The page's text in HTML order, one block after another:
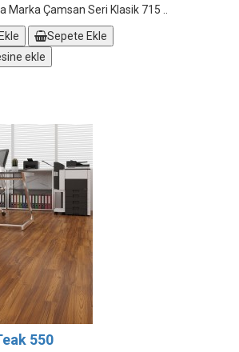
Marka Çamsan Seri Klasik 715 ..
Sepete Ekle
ekle
550